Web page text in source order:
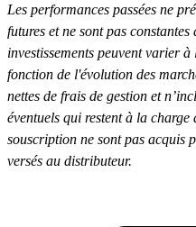
Les performances passées ne
futures et ne sont pas
investissements peuvent varier
fonction de l'évolution des
nettes de frais de gestion et
éventuels qui restent à la
souscription ne sont pas acquis
versés au distributeur.